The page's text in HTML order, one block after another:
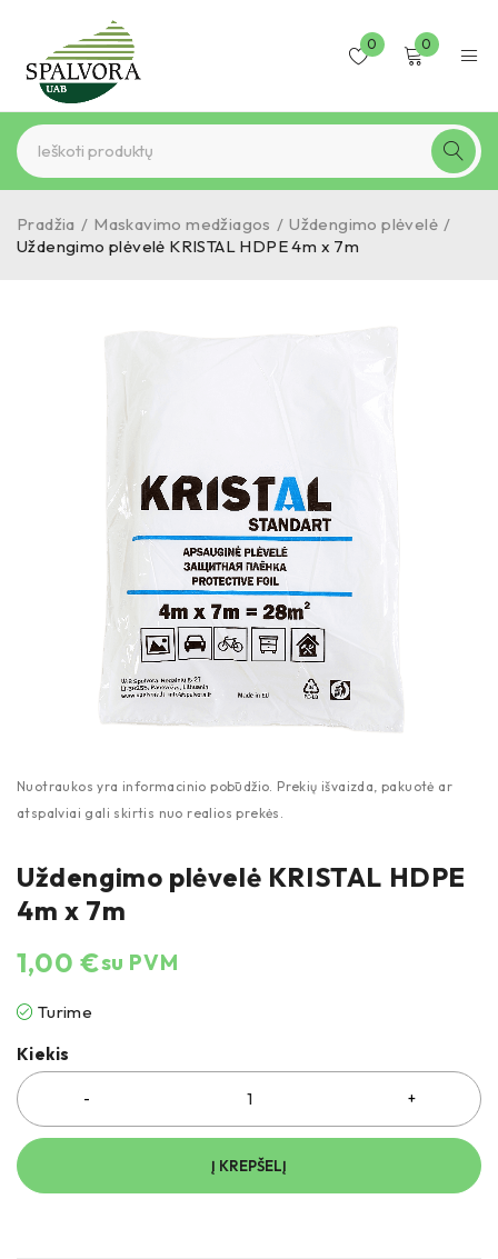
0 0
Pradžia / Maskavimo medžiagos / Uždengimo plėvelė /
Uždengimo plėvelė KRISTAL HDPE 4m x 7m
Uždengimo plėvelė KRISTAL HDPE
4m x 7m
1,00 €su PVM
Turime
Kiekis
Į KREPŠELĮ